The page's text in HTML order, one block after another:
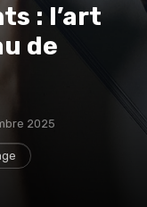
: l’art
de
2025